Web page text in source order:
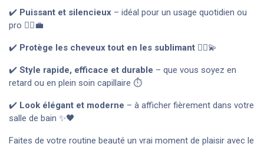
✔️ Puissant et silencieux – idéal pour un usage quotidien ou
pro 🧏‍♀️💼
✔️ Protège les cheveux tout en les sublimant 💆‍♀️💫
✔️ Style rapide, efficace et durable – que vous soyez en
retard ou en plein soin capillaire ⏱️
✔️ Look élégant et moderne – à afficher fièrement dans votre
salle de bain ✨🖤
Faites de votre routine beauté un vrai moment de plaisir avec le